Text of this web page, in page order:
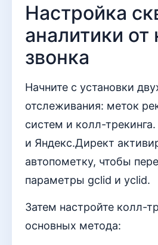
Настройка
аналитики от
звонка
Начните с установки
отслеживания: меток
систем и колл-
и Яндекс.Директ
автопометку, чтобы
параметры gclid и yclid.
Затем настройте колл-
основных метода: